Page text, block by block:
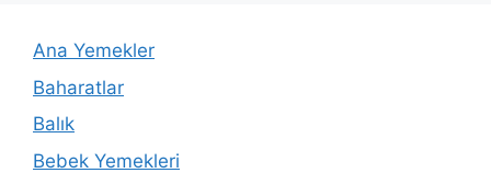
Ana Yemekler
Baharatlar
Balık
Bebek Yemekleri